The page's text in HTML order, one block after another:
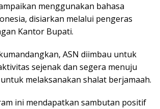
menggunakan bahasa
disiarkan melalui pengeras
Kantor Bupati.
ASN diimbau untuk
sejenak dan segera menuju
melaksanakan shalat berjamaah.
ini mendapatkan sambutan positif